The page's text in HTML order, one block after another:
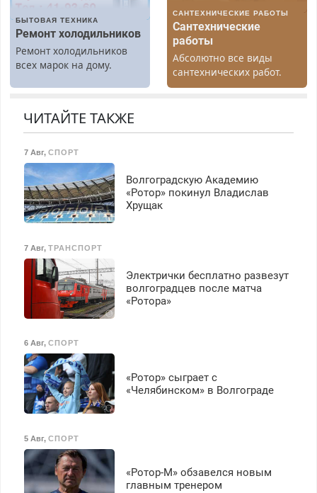
БЫТОВАЯ ТЕХНИКА
Ремонт холодильников
Ремонт холодильников
всех марок на дому.
САНТЕХНИЧЕСКИЕ РАБОТЫ
Сантехнические
работы
Абсолютно все виды
сантехнических работ.
Быстро. Качественно.
ЧИТАЙТЕ ТАКЖЕ
7 Авг, СПОРТ
Волгоградскую Академию
«Ротор» покинул Владислав
Хрущак
7 Авг, ТРАНСПОРТ
Электрички бесплатно развезут
волгоградцев после матча
«Ротора»
6 Авг, СПОРТ
«Ротор» сыграет с
«Челябинском» в Волгограде
5 Авг, СПОРТ
«Ротор-М» обзавелся новым
главным тренером